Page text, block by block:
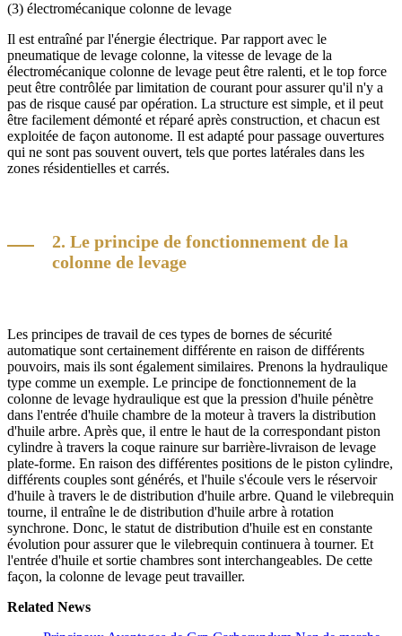
(3) électromécanique colonne de levage
Il est entraîné par l'énergie électrique. Par rapport avec le
pneumatique de levage colonne, la vitesse de levage de la
électromécanique colonne de levage peut être ralenti, et le top force
peut être contrôlée par limitation de courant pour assurer qu'il n'y a
pas de risque causé par opération. La structure est simple, et il peut
être facilement démonté et réparé après construction, et chacun est
exploitée de façon autonome. Il est adapté pour passage ouvertures
qui ne sont pas souvent ouvert, tels que portes latérales dans les
zones résidentielles et carrés.
2. Le principe de fonctionnement de la
colonne de levage
Les principes de travail de ces types de bornes de sécurité
automatique sont certainement différente en raison de différents
pouvoirs, mais ils sont également similaires. Prenons la hydraulique
type comme un exemple. Le principe de fonctionnement de la
colonne de levage hydraulique est que la pression d'huile pénètre
dans l'entrée d'huile chambre de la moteur à travers la distribution
d'huile arbre. Après que, il entre le haut de la correspondant piston
cylindre à travers la coque rainure sur barrière-livraison de levage
plate-forme. En raison des différentes positions de le piston cylindre,
différents couples sont générés, et l'huile s'écoule vers le réservoir
d'huile à travers le de distribution d'huile arbre. Quand le vilebrequin
tourne, il entraîne le de distribution d'huile arbre à rotation
synchrone. Donc, le statut de distribution d'huile est en constante
évolution pour assurer que le vilebrequin continuera à tourner. Et
l'entrée d'huile et sortie chambres sont interchangeables. De cette
façon, la colonne de levage peut travailler.
Related News